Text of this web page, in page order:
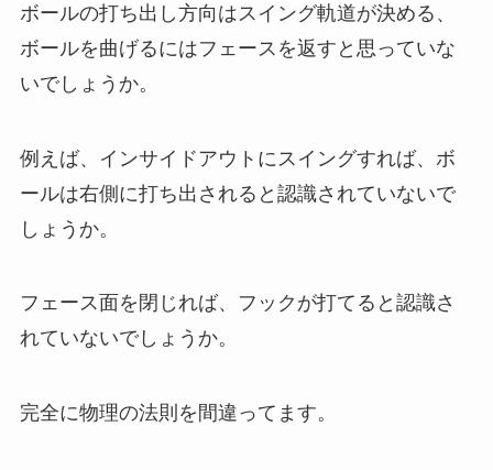
ボールの打ち出し方向はスイング軌道が決める、
ボールを曲げるにはフェースを返すと思っていな
いでしょうか。
例えば、インサイドアウトにスイングすれば、ボ
ールは右側に打ち出されると認識されていないで
しょうか。
フェース面を閉じれば、フックが打てると認識さ
れていないでしょうか。
完全に物理の法則を間違ってます。